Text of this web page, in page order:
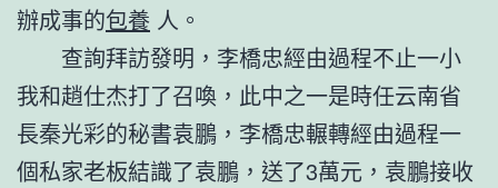
辦成事的包養 人。
查詢拜訪發明，李橋忠經由過程不止一小
我和趙仕杰打了召喚，此中之一是時任云南省
長秦光彩的秘書袁鵬，李橋忠輾轉經由過程一
個私家老板結識了袁鵬，送了3萬元，袁鵬接收